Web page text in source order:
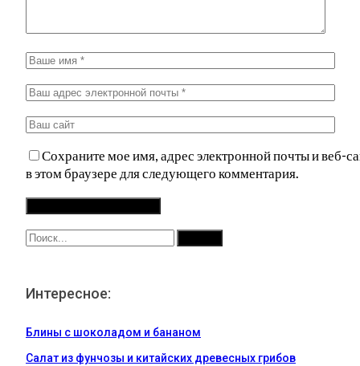
Сохраните мое имя, адрес электронной почты и веб-
в этом браузере для следующего комментария.
Интересное:
Блины с шоколадом и бананом
Салат из фунчозы и китайских древесных грибов